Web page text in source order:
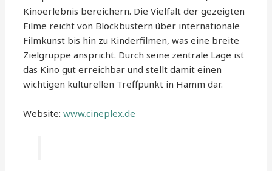
Kinoerlebnis bereichern. Die Vielfalt der gezeigten
Filme reicht von Blockbustern über internationale
Filmkunst bis hin zu Kinderfilmen, was eine breite
Zielgruppe anspricht. Durch seine zentrale Lage ist
das Kino gut erreichbar und stellt damit einen
wichtigen kulturellen Treffpunkt in Hamm dar.
Website:www.cineplex.de